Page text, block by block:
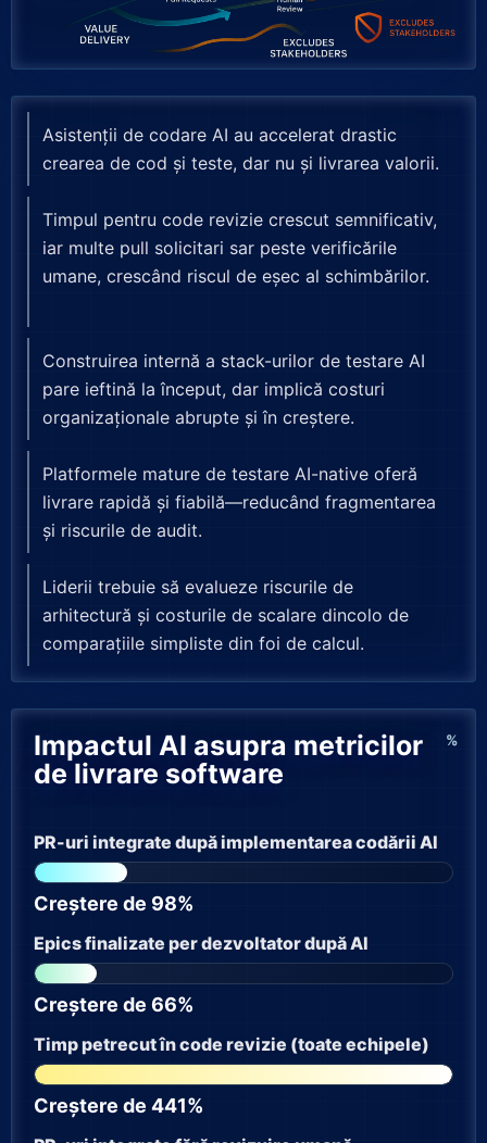
Asistenții de codare AI au accelerat drastic
crearea de cod și teste, dar nu și livrarea valorii.
Timpul pentru code revizie crescut semnificativ,
iar multe pull solicitari sar peste verificările
umane, crescând riscul de eșec al schimbărilor.
Construirea internă a stack-urilor de testare AI
pare ieftină la început, dar implică costuri
organizaționale abrupte și în creștere.
Platformele mature de testare AI-native oferă
livrare rapidă și fiabilă—reducând fragmentarea
și riscurile de audit.
Liderii trebuie să evalueze riscurile de
arhitectură și costurile de scalare dincolo de
comparațiile simpliste din foi de calcul.
Impactul AI asupra metricilor
de livrare software
%
PR-uri integrate după implementarea codării AI
Creștere de 98%
Epics finalizate per dezvoltator după AI
Creștere de 66%
Timp petrecut în code revizie (toate echipele)
Creștere de 441%